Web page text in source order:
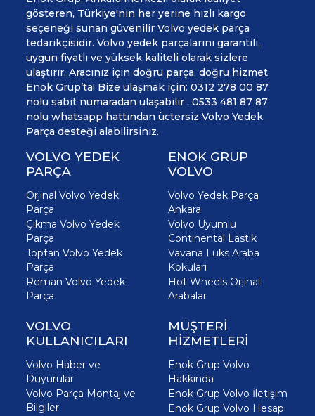
gösteren, Türkiye'nin her yerine hızlı kargo
seçeneği sunan güvenilir Volvo yedek parça
tedarikçisidir. Volvo yedek parçalarını garantili,
uygun fiyatlı ve yüksek kaliteli olarak sizlere
ulaştırır. Aracınız için doğru parça, doğru hizmet
Enok Grup’ta! Bize ulaşmak için: 0312 278 00 87
nolu sabit numaradan ulaşabilir , 0533 481 87 87
nolu whatsapp hattından üctersiz Volvo Yedek
Parça desteği alabilirsiniz.
VOLVO YEDEK
PARÇA
Orjinal Volvo Yedek
Parça
Çıkma Volvo Yedek
Parça
Toptan Volvo Yedek
Parça
Reman Volvo Yedek
Parça
ENOK GRUP
VOLVO
Volvo Yedek Parça
Ankara
Volvo Uyumlu
Continental Lastik
Vavana Lüks Araba
Kokuları
Hot Wheels Orjinal
Arabalar
VOLVO
KULLANICILARI
Volvo Haber ve
Duyurular
Volvo Parça Montaj ve
Bilgiler
MÜŞTERİ
HİZMETLERİ
Enok Grup Volvo
Hakkında
Enok Grup Volvo İletişim
Enok Grup Volvo Hesap